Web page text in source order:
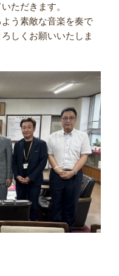
ただきます。
う素敵な音楽を奏で
しくお願いいたしま